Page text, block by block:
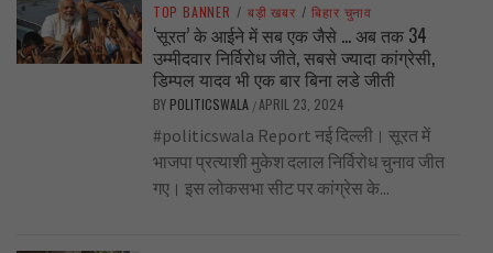
TOP BANNER / बड़ी खबर / बिहार चुनाव
‘सूरत’ के आईने में सब एक जैसे … अब तक 34
उम्मीदवार निर्विरोध जीते, सबसे ज्यादा कांग्रेसी,
डिम्पल यादव भी एक बार बिना लडे जीती
BY POLITICSWALA /APRIL 23, 2024
#politicswala Report नई दिल्ली। सूरत में
भाजपा प्रत्याशी मुकेश दलाल निर्विरोध चुनाव जीत
गए। इस लोकसभा सीट पर कांग्रेस के...